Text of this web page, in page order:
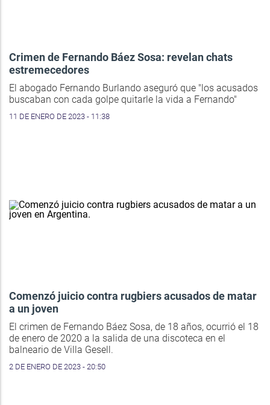
Crimen de Fernando Báez Sosa: revelan chats
estremecedores
El abogado Fernando Burlando aseguró que "los acusados
buscaban con cada golpe quitarle la vida a Fernando"
11 DE ENERO DE 2023 - 11:38
Comenzó juicio contra rugbiers acusados de matar
a un joven
El crimen de Fernando Báez Sosa, de 18 años, ocurrió el 18
de enero de 2020 a la salida de una discoteca en el
balneario de Villa Gesell.
2 DE ENERO DE 2023 - 20:50